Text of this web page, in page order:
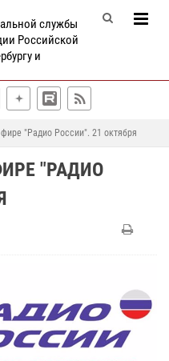
службы
Российской
и
"Радио России". 21 октября
"РАДИО